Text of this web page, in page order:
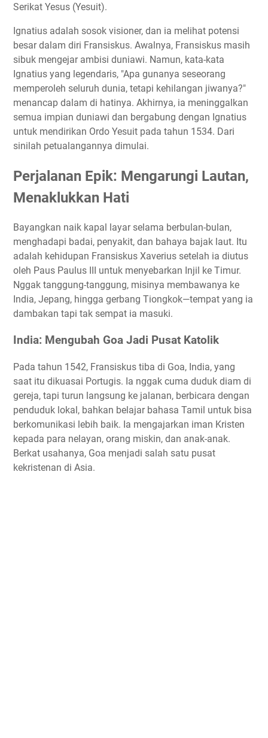
Serikat Yesus (Yesuit).
Ignatius adalah sosok visioner, dan ia melihat potensi
besar dalam diri Fransiskus. Awalnya, Fransiskus masih
sibuk mengejar ambisi duniawi. Namun, kata-kata
Ignatius yang legendaris, "Apa gunanya seseorang
memperoleh seluruh dunia, tetapi kehilangan jiwanya?"
menancap dalam di hatinya. Akhirnya, ia meninggalkan
semua impian duniawi dan bergabung dengan Ignatius
untuk mendirikan Ordo Yesuit pada tahun 1534. Dari
sinilah petualangannya dimulai.
Perjalanan Epik: Mengarungi Lautan,
Menaklukkan Hati
Bayangkan naik kapal layar selama berbulan-bulan,
menghadapi badai, penyakit, dan bahaya bajak laut. Itu
adalah kehidupan Fransiskus Xaverius setelah ia diutus
oleh Paus Paulus III untuk menyebarkan Injil ke Timur.
Nggak tanggung-tanggung, misinya membawanya ke
India, Jepang, hingga gerbang Tiongkok—tempat yang ia
dambakan tapi tak sempat ia masuki.
India: Mengubah Goa Jadi Pusat Katolik
Pada tahun 1542, Fransiskus tiba di Goa, India, yang
saat itu dikuasai Portugis. Ia nggak cuma duduk diam di
gereja, tapi turun langsung ke jalanan, berbicara dengan
penduduk lokal, bahkan belajar bahasa Tamil untuk bisa
berkomunikasi lebih baik. Ia mengajarkan iman Kristen
kepada para nelayan, orang miskin, dan anak-anak.
Berkat usahanya, Goa menjadi salah satu pusat
kekristenan di Asia.